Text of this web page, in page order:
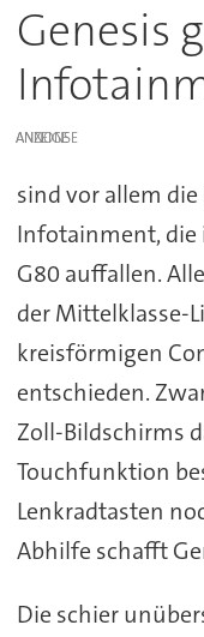
Genesis
ANZEIGE
sind vor allem
Infotainment, die
G80 auffallen.
der Mittelklasse-
kreisförmigen
entschieden.
Zoll-Bildschirms
Touchfunktion
Lenkradtasten
Abhilfe schafft
Die schier